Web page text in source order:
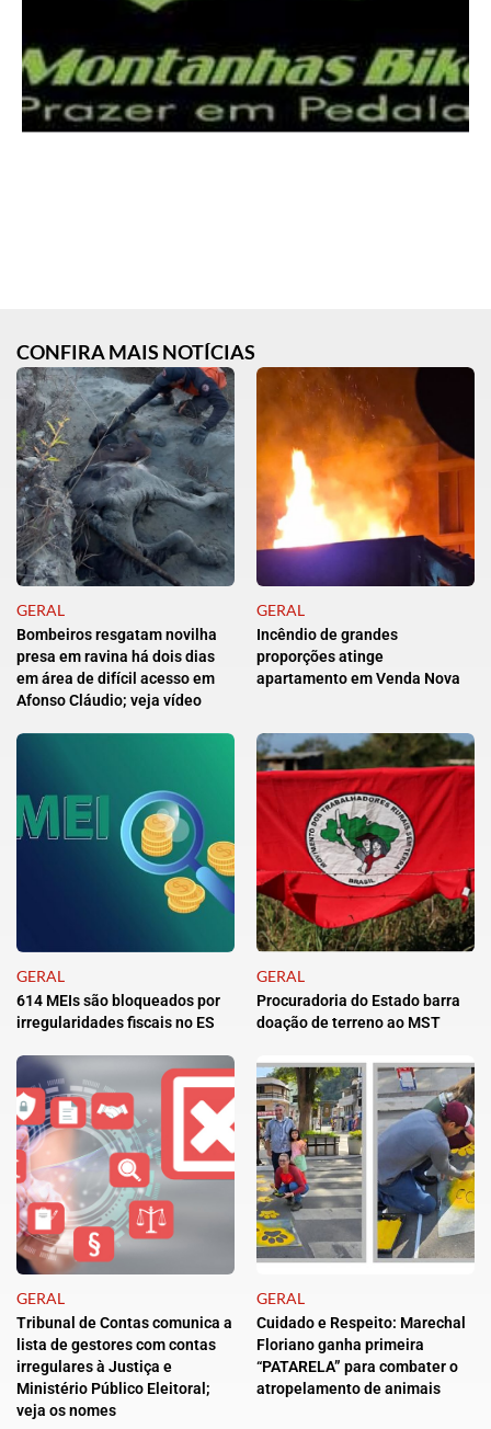
CONFIRA MAIS NOTÍCIAS
GERAL
Bombeiros resgatam novilha
presa em ravina há dois dias
em área de difícil acesso em
Afonso Cláudio; veja vídeo
GERAL
Incêndio de grandes
proporções atinge
apartamento em Venda Nova
GERAL
614 MEIs são bloqueados por
irregularidades fiscais no ES
GERAL
Procuradoria do Estado barra
doação de terreno ao MST
GERAL
Tribunal de Contas comunica a
lista de gestores com contas
irregulares à Justiça e
Ministério Público Eleitoral;
veja os nomes
GERAL
Cuidado e Respeito: Marechal
Floriano ganha primeira
“PATARELA” para combater o
atropelamento de animais